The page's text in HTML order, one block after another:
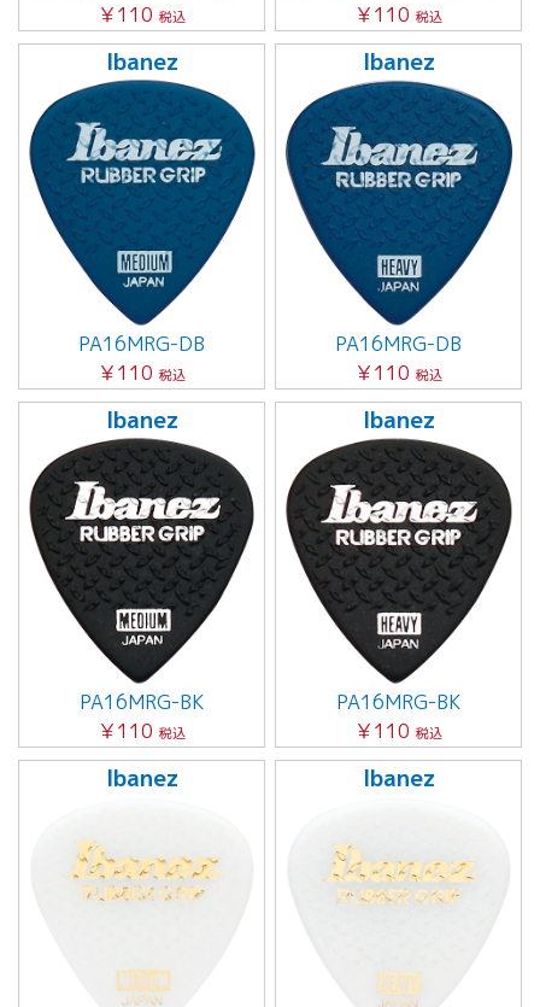
￥110 税込
￥110 税込
Ibanez
PA16MRG-DB
￥110 税込
Ibanez
PA16MRG-DB
￥110 税込
Ibanez
PA16MRG-BK
￥110 税込
Ibanez
PA16MRG-BK
￥110 税込
Ibanez Ibanez